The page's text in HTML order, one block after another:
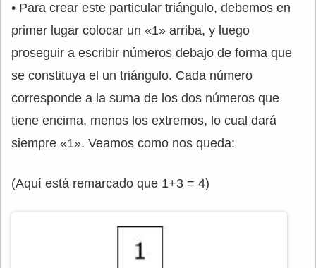
• Para crear este particular triángulo, debemos en
primer lugar colocar un «1» arriba, y luego
proseguir a escribir números debajo de forma que
se constituya el un triángulo. Cada número
corresponde a la suma de los dos números que
tiene encima, menos los extremos, lo cual dará
siempre «1». Veamos como nos queda:
(Aquí está remarcado que 1+3 = 4)